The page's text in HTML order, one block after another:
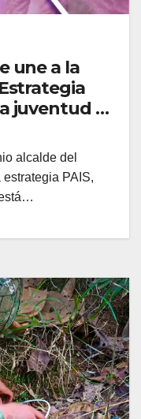
une a la
juventud y
alcalde del
PAIS,